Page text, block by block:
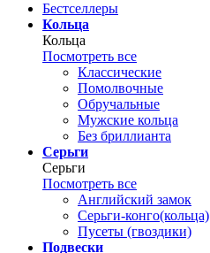
Бестселлеры
Кольца
Кольца
Посмотреть все
Классические
Помолвочные
Обручальные
Мужские кольца
Без бриллианта
Серьги
Серьги
Посмотреть все
Английский замок
Серьги-конго(кольца)
Пусеты (гвоздики)
Подвески